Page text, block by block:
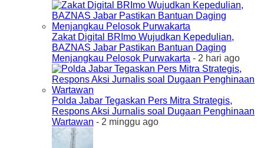
Zakat Digital BRImo Wujudkan Kepedulian,
BAZNAS Jabar Pastikan Bantuan Daging
Menjangkau Pelosok Purwakarta - 2 hari ago
Polda Jabar Tegaskan Pers Mitra Strategis,
Respons Aksi Jurnalis soal Dugaan Penghinaan
Wartawan - 2 minggu ago